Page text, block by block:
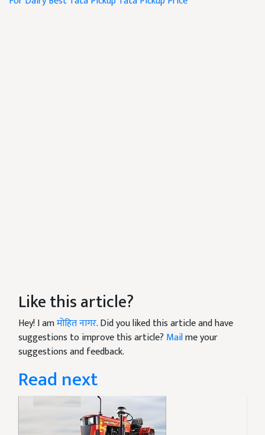
Like this article?
Hey! I amमोहित नागर. Did you liked this article and have
suggestions to improve this article? Mailme your
suggestions and feedback.
Read next